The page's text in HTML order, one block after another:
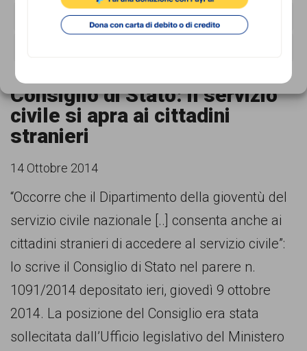
NEGA
La posizione del Ministero però finora era
sempre la stessa: il requisito rimaneva, e con
Consiglio di Stato: il servizio
civile si apra ai cittadini
stranieri
14 Ottobre 2014
“Occorre che il Dipartimento della gioventù del
servizio civile nazionale [..] consenta anche ai
cittadini stranieri di accedere al servizio civile”:
lo scrive il Consiglio di Stato nel parere n.
1091/2014 depositato ieri, giovedì 9 ottobre
2014. La posizione del Consiglio era stata
sollecitata dall’Ufficio legislativo del Ministero